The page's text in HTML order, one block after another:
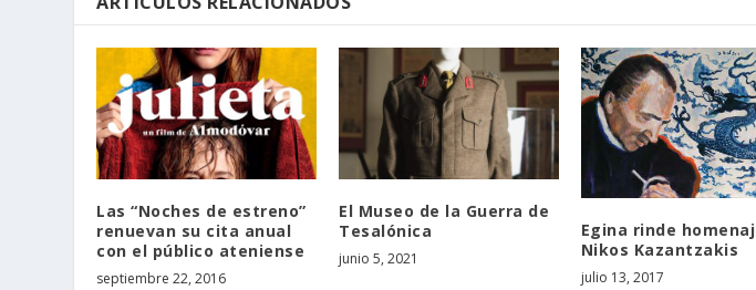
Las “Noches de estreno”
renuevan su cita anual
con el público ateniense
septiembre 22, 2016
El Museo de la Guerra de
Tesalónica
junio 5, 2021
Egina rinde
Nikos Kazantzakis
julio 13, 2017